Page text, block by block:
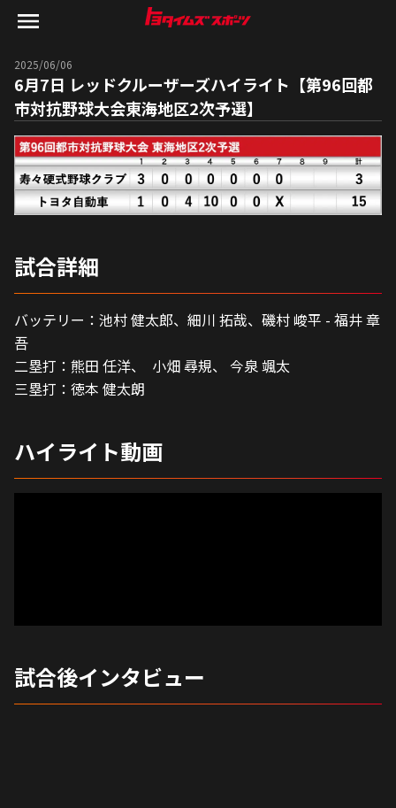
2025/06/06
6月7日 レッドクルーザーズハイライト【第96回都
市対抗野球大会東海地区2次予選】
試合詳細
バッテリー：池村 健太郎、細川 拓哉、磯村 峻平 - 福井 章
吾
二塁打：熊田 任洋、  小畑 尋規、 今泉 颯太
三塁打：徳本 健太朗
ハイライト動画
試合後インタビュー